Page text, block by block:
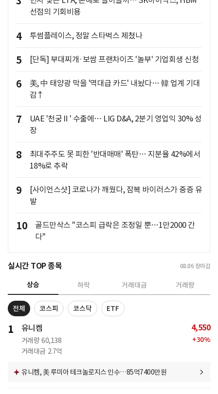
선점의 기회비용
4 투썸플레이스, 정말 스타벅스 제쳤나
5 [단독] 부대찌개·보쌈 프랜차이즈 '놀부' 기업회생 신청
6
美, 中 태양광 막을 '역대급 카드' 내놨다… 韓 업계 기대
감↑
7
UAE '천궁Ⅱ' 수출에… LIG D&A, 2분기 영업익 30% 성
장
8
최대주주도 못 피한 '반대매매' 폭탄… 지분율 42%에서
18%로 추락
9
[사이언스샷] 코로나가 깨웠다, 잠복 바이러스가 중증 유
발
10
골드만삭스 "코스피 급락은 조정일 뿐…1만2000 간
다"
실시간 TOP 종목 08.06 장마감
상승 하락 거래대금 거래량
전체 코스피 코스닥 ETF
1 유니켐
거래량 60,138
거래대금 2.7억
4,550
+30%
유니켐, 美 루미아 테크놀로지스 인수…85억7400만원